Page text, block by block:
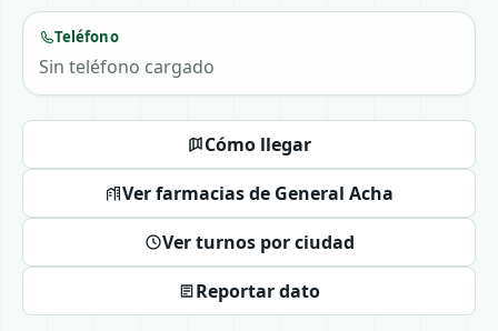
Teléfono
Sin teléfono cargado
Cómo llegar
Ver farmacias de General Acha
Ver turnos por ciudad
Reportar dato